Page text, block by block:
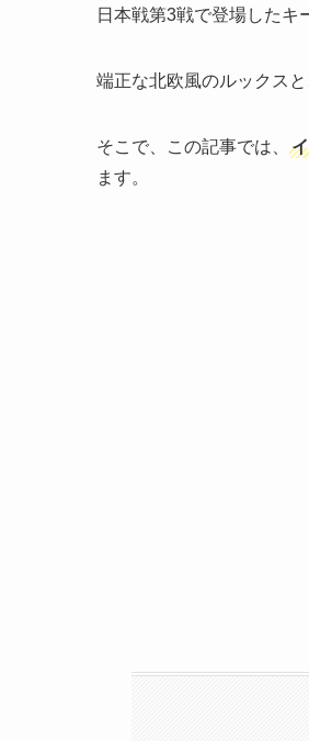
日本戦第3戦で登場したキ
端正な北欧風のルックス
そこで、この記事では、
ます。